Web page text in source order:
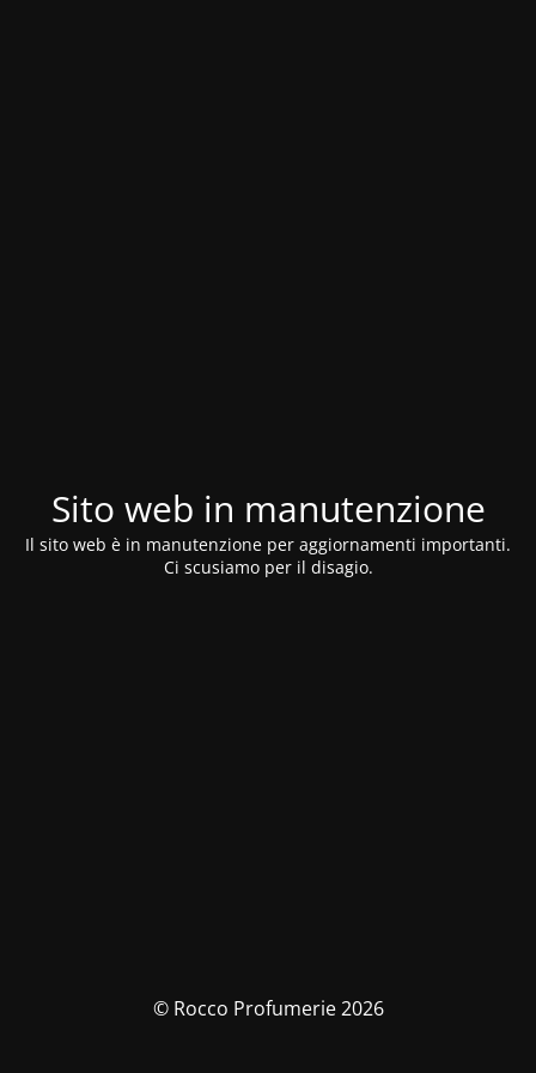
Sito web in manutenzione
Il sito web è in manutenzione per aggiornamenti importanti.
Ci scusiamo per il disagio.
© Rocco Profumerie 2026